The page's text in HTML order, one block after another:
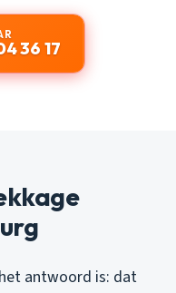
36 17
antwoord is: dat